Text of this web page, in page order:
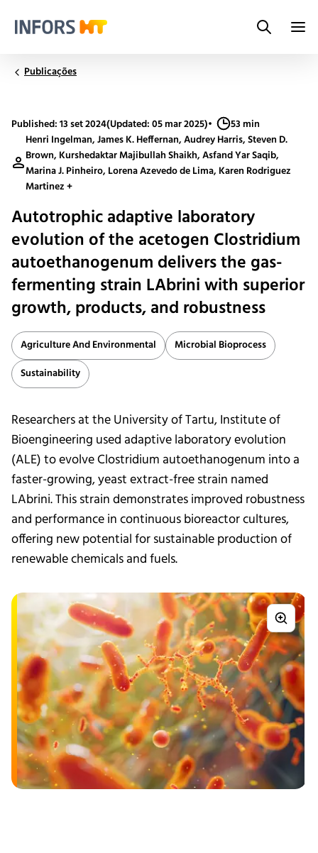
Search
Publicações
Published: 13 set 2024(Updated: 05 mar 2025)•
53 min
Henri Ingelman, James K. Heffernan, Audrey Harris, Steven D.
Brown, Kurshedaktar Majibullah Shaikh, Asfand Yar Saqib,
Marina J. Pinheiro, Lorena Azevedo de Lima, Karen Rodriguez
Martinez +
Autotrophic adaptive laboratory
evolution of the acetogen Clostridium
autoethanogenum delivers the gas-
fermenting strain LAbrini with superior
growth, products, and robustness
Agriculture And Environmental
Microbial Bioprocess
Sustainability
Researchers at the University of Tartu, Institute of
Bioengineering used adaptive laboratory evolution
(ALE) to evolve Clostridium autoethanogenum into a
faster-growing, yeast extract-free strain named
LAbrini. This strain demonstrates improved robustness
and performance in continuous bioreactor cultures,
offering new potential for sustainable production of
renewable chemicals and fuels.